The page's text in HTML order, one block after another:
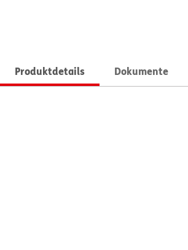
Produktdetails Dokumente